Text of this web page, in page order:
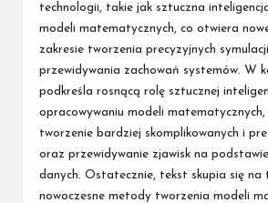
technologii, takie jak sztuczna
modeli matematycznych, co otwiera
zakresie tworzenia precyzyjnych
przewidywania zachowań systemów. W
podkreśla rosnącą rolę sztucznej
opracowywaniu modeli
tworzenie bardziej skomplikowanych i
oraz przewidywanie zjawisk na
danych. Ostatecznie, tekst skupia się na
nowoczesne metody tworzenia modeli